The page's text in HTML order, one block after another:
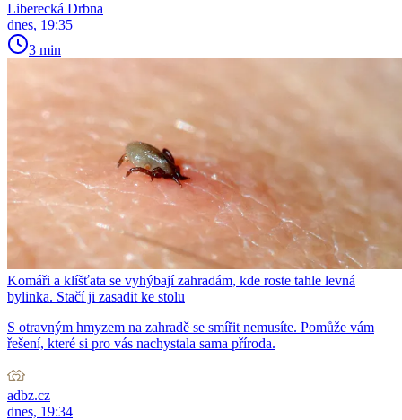
Liberecká Drbna
dnes, 19:35
3 min
Komáři a klíšťata se vyhýbají zahradám, kde roste tahle levná
bylinka. Stačí ji zasadit ke stolu
S otravným hmyzem na zahradě se smířit nemusíte. Pomůže vám
řešení, které si pro vás nachystala sama příroda.
adbz.cz
dnes, 19:34